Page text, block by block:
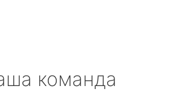
команда